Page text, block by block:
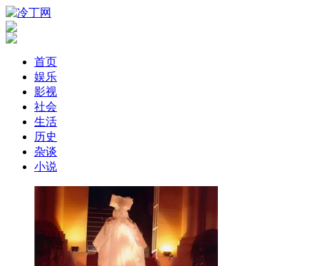
首页
娱乐
影视
社会
生活
历史
杂谈
小说